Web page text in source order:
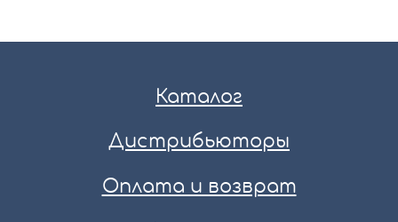
Каталог
Дистрибьюторы
Оплата и возврат